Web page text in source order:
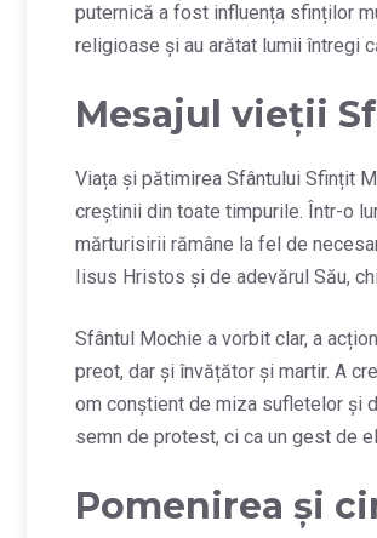
puternică a fost influența sfinților
religioase și au arătat lumii întregi
Mesajul vieții
Viața și pătimirea Sfântului Sfințit
creștinii din toate timpurile. Într-o
mărturisirii rămâne la fel de
Iisus Hristos și de adevărul Său,
Sfântul Mochie a vorbit clar, a
preot, dar și învățător și martir. A
om conștient de miza sufletelor și
semn de protest, ci ca un gest de
Pomenirea și